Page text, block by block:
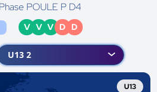
POULE P D4
V V V D D
U13